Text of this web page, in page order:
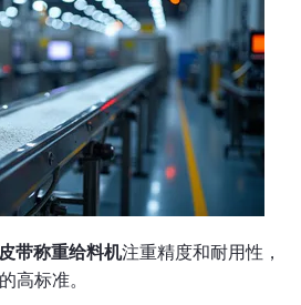
皮带称重给料机注重精度和耐用性，
高标准。